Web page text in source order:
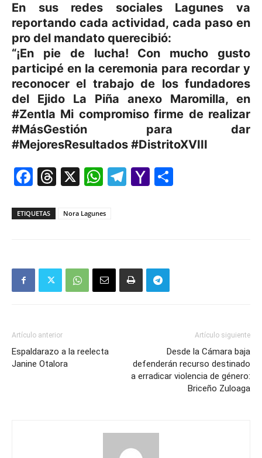
En sus redes sociales Lagunes va
reportando cada actividad, cada paso en
pro del mandato querecibió:
“¡En pie de lucha! Con mucho gusto
participé en la ceremonia para recordar y
reconocer el trabajo de los fundadores
del Ejido La Piña anexo Maromilla, en
#Zentla Mi compromiso firme de realizar
#MásGestión para dar
#MejoresResultados #DistritoXVIII
Facebook
Threads
X WhatsApp
Telegram
Yahoo
ETIQUETAS Nora Lagunes
Artículo anterior
Espaldarazo a la reelecta
Janine Otalora
Artículo siguiente
Desde la Cámara baja
defenderán recurso destinado
a erradicar violencia de género:
Briceño Zuloaga